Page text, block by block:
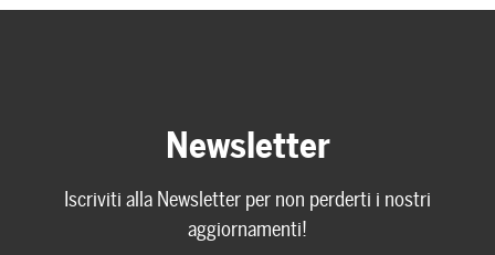
Newsletter
Iscriviti alla Newsletter per non perderti i nostri
aggiornamenti!